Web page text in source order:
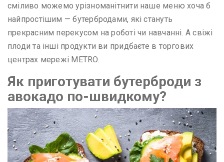
сміливо можемо урізноманітнити наше меню хоча б
найпростішим — бутербродами, які стануть
прекрасним перекусом на роботі чи навчанні. А свіжі
плоди та інші продукти ви придбаєте в торгових
центрах мережі METRO.
Як приготувати бутерброди з
авокадо по-швидкому?